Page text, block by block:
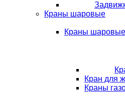
Краны шаровые
Краны
Кран для
Краны